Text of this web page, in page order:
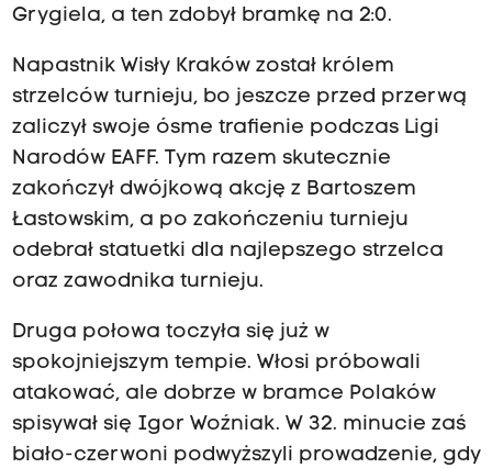
Grygiela, a ten zdobył bramkę na 2:0.
Napastnik Wisły Kraków został królem
strzelców turnieju, bo jeszcze przed przerwą
zaliczył swoje ósme trafienie podczas Ligi
Narodów EAFF. Tym razem skutecznie
zakończył dwójkową akcję z Bartoszem
Łastowskim, a po zakończeniu turnieju
odebrał statuetki dla najlepszego strzelca
oraz zawodnika turnieju.
Druga połowa toczyła się już w
spokojniejszym tempie. Włosi próbowali
atakować, ale dobrze w bramce Polaków
spisywał się Igor Woźniak. W 32. minucie zaś
biało-czerwoni podwyższyli prowadzenie, gdy